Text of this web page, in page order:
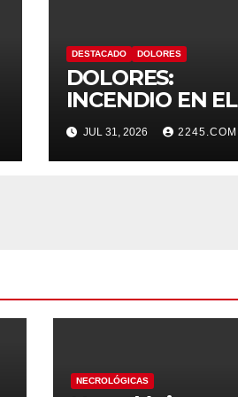
DESTACADO DOLORES
DOLORES:
INCENDIO EN EL
COMEDOR DE
VIVIENDA FUE
CONTROLADO
JUL 31, 2026
NECROLÓGICAS